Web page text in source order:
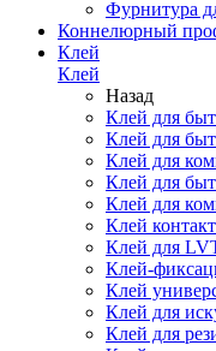
Фурнитура
Коннелюрный
Клей
Клей
Назад
Клей для
Клей для
Клей для
Клей для
Клей для
Клей
Клей для
Клей-
Клей
Клей для
Клей для